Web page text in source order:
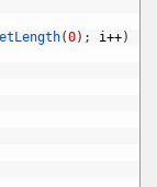
(0) ; i++)